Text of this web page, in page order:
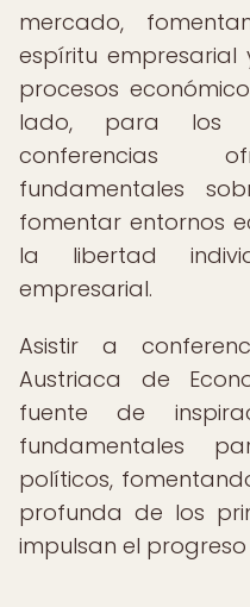
mercado,
espíritu
procesos
lado, para los
conferencias
fundamentales
fomentar entornos
la libertad
empresarial.
Asistir a
Austriaca de
fuente de
fundamentales
políticos,
profunda de los
impulsan el